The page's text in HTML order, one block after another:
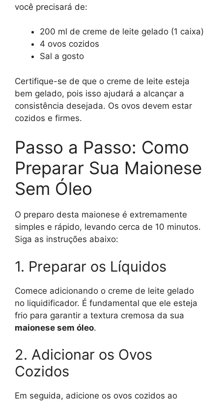
você precisará de:
200 ml de creme de leite gelado (1 caixa)
4 ovos cozidos
Sal a gosto
Certifique-se de que o creme de leite esteja
bem gelado, pois isso ajudará a alcançar a
consistência desejada. Os ovos devem estar
cozidos e firmes.
Passo a Passo: Como
Preparar Sua Maionese
Sem Óleo
O preparo desta maionese é extremamente
simples e rápido, levando cerca de 10 minutos.
Siga as instruções abaixo:
1. Preparar os Líquidos
Comece adicionando o creme de leite gelado
no liquidificador. É fundamental que ele esteja
frio para garantir a textura cremosa da sua
maionese sem óleo.
2. Adicionar os Ovos
Cozidos
Em seguida, adicione os ovos cozidos ao